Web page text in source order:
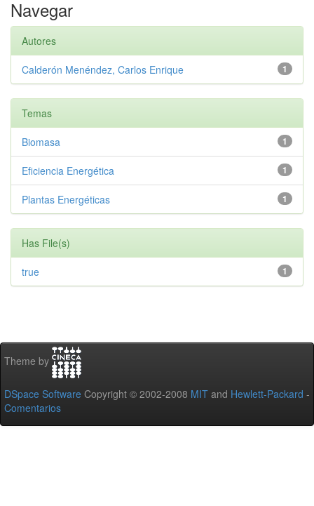
Navegar
Autores
1
Calderón Menéndez, Carlos Enrique
Temas
1
Biomasa
1
Eficiencia Energética
1
Plantas Energéticas
Has File(s)
1
true
Theme by
DSpace Software Copyright © 2002-2008 MIT and Hewlett-Packard -
Comentarios